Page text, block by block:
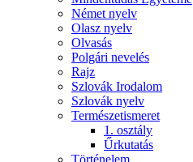
Német nyelv
Olasz nyelv
Olvasás
Polgári nevelés
Rajz
Szlovák Irodalom
Szlovák nyelv
Természetismeret
1. osztály
Űrkutatás
Történelem